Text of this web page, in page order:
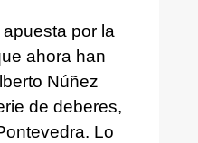
por la
ahora han
Núñez
de deberes,
Lo